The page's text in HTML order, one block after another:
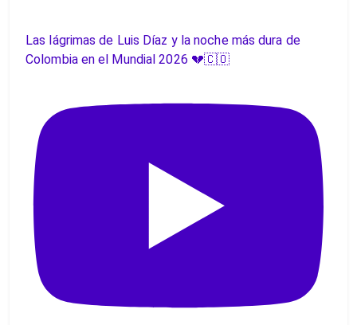
Las lágrimas de Luis Díaz y la noche más dura de
Colombia en el Mundial 2026 💔🇨🇴